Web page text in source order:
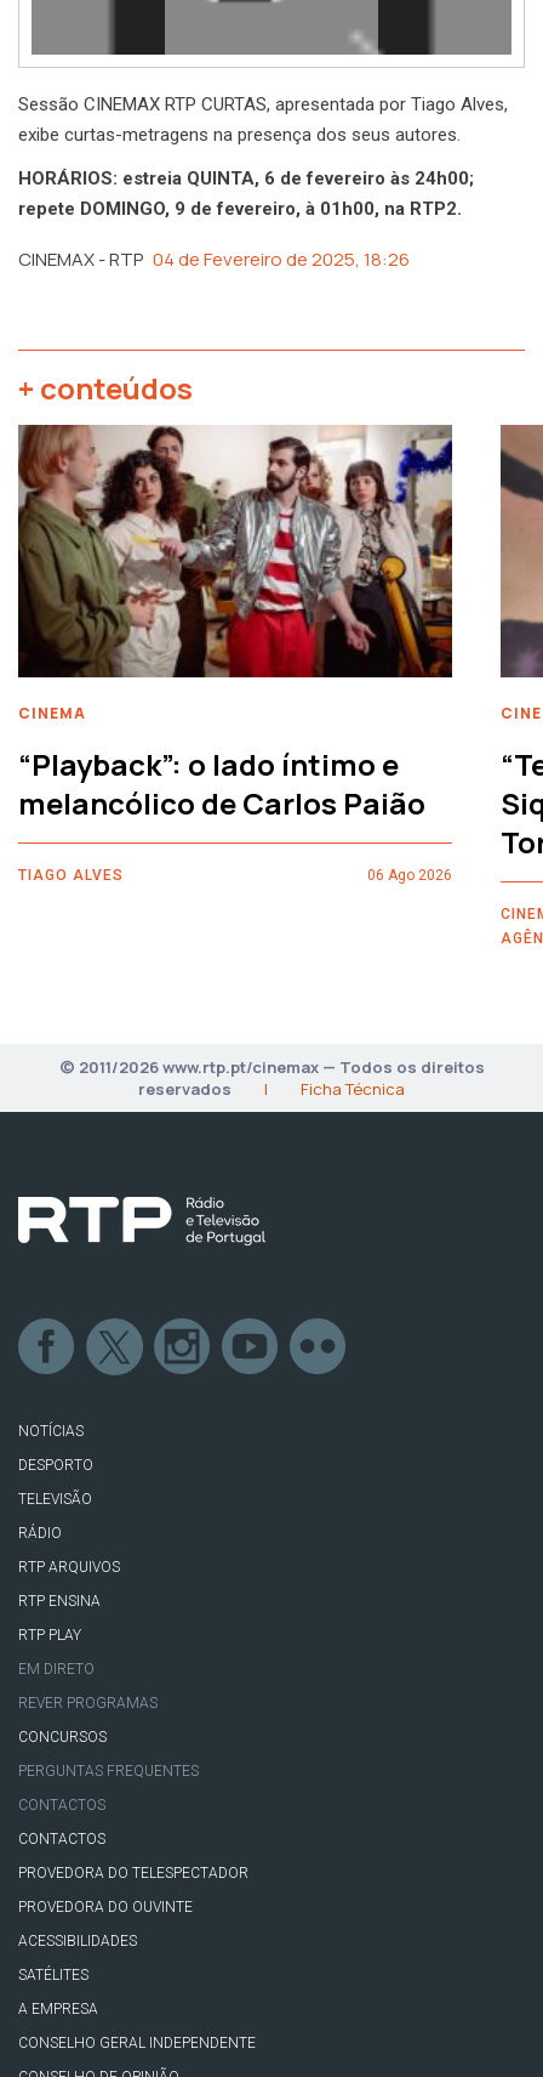
Sessão CINEMAX RTP CURTAS, apresentada por Tiago Alves,
exibe curtas-metragens na presença dos seus autores.
HORÁRIOS: estreia QUINTA, 6 de fevereiro às 24h00;
repete DOMINGO, 9 de fevereiro, à 01h00, na RTP2.
CINEMAX - RTP 04 de Fevereiro de 2025, 18:26
+ conteúdos
CINEMA
“Playback”: o lado íntimo e
melancólico de Carlos Paião
TIAGO ALVES 06 Ago 2026
© 2011/2026 www.rtp.pt/cinemax — Todos os direitos
reservados
| Ficha Técnica
NOTÍCIAS
DESPORTO
TELEVISÃO
RÁDIO
RTP ARQUIVOS
RTP ENSINA
RTP PLAY
EM DIRETO
REVER PROGRAMAS
CONCURSOS
PERGUNTAS FREQUENTES
CONTACTOS
CONTACTOS
PROVEDORA DO TELESPECTADOR
PROVEDORA DO OUVINTE
ACESSIBILIDADES
SATÉLITES
A EMPRESA
CONSELHO GERAL INDEPENDENTE